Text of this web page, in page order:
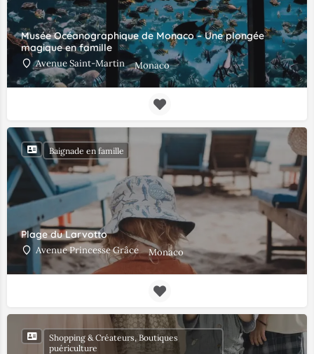
Musée Océanographique de Monaco – Une plongée
magique en famille
Avenue Saint-Martin Monaco
Plage du Larvotto
Avenue Princesse Grâce Monaco
Baignade en famille
Shopping & Créateurs, Boutiques
puériculture